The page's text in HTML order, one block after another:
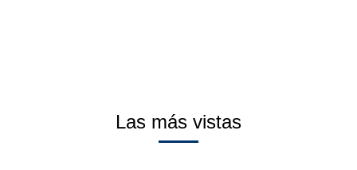
Las más vistas